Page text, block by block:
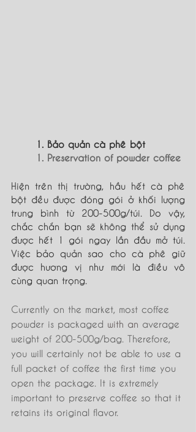
1. Bảo quản cà phê bột
1. Preservation of powder coffee
Hiện trên thị trường, hầu hết cà phê
bột đều được đóng gói ở khối lượng
trung bình từ 200-500g/túi. Do vậy,
chắc chắn bạn sẽ không thể sử dụng
được hết 1 gói ngay lần đầu mở túi.
Việc bảo quản sao cho cà phê giữ
được hương vị như mới là điều vô
cùng quan trọng.
Currently on the market, most coffee
powder is packaged with an average
weight of 200-500g/bag. Therefore,
you will certainly not be able to use a
full packet of coffee the first time you
open the package. It is extremely
important to preserve coffee so that it
retains its original flavor.